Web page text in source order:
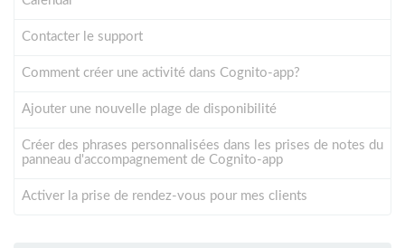
Contacter le support
Comment créer une activité dans Cognito-app?
Ajouter une nouvelle plage de disponibilité
Créer des phrases personnalisées dans les prises de notes du
panneau d'accompagnement de Cognito-app
Activer la prise de rendez-vous pour mes clients